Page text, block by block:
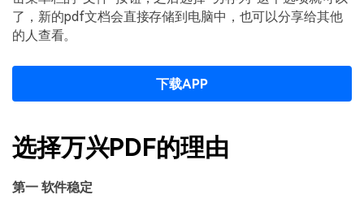
了，新的pdf文档会直接存储到电脑中，也可以分享给其他
的人查看。
下载APP
选择万兴PDF的理由
第一 软件稳定